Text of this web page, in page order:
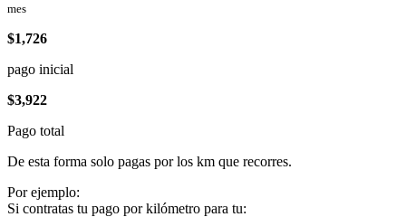
mes
$1,726
pago inicial
$3,922
Pago total
De esta forma solo pagas por los km que recorres.
Por ejemplo:
Si contratas tu pago por kilómetro para tu: